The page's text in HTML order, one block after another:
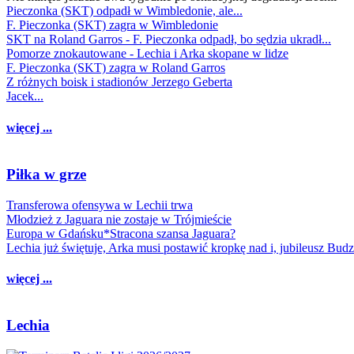
Pieczonka (SKT) odpadł w Wimbledonie, ale...
F. Pieczonka (SKT) zagra w Wimbledonie
SKT na Roland Garros - F. Pieczonka odpadł, bo sędzia ukradł...
Pomorze znokautowane - Lechia i Arka skopane w lidze
F. Pieczonka (SKT) zagra w Roland Garros
Z różnych boisk i stadionów Jerzego Geberta
Jacek...
więcej ...
Piłka w grze
Transferowa ofensywa w Lechii trwa
Młodzież z Jaguara nie zostaje w Trójmieście
Europa w Gdańsku*Stracona szansa Jaguara?
Lechia już świętuje, Arka musi postawić kropkę nad i, jubileusz
więcej ...
Lechia